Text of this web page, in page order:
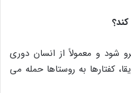
شود و معمولاً از انسان دوری
کفتارها به روستاها حمله می